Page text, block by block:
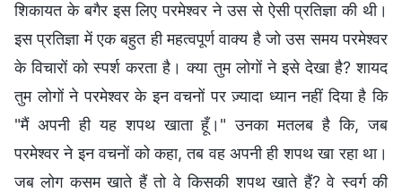
शिकायत के बगैर इस लिए परमेश्वर ने उस से ऐसी प्रतिज्ञा की थी।
इस प्रतिज्ञा में एक बहुत ही महत्वपूर्ण वाक्य है जो उस समय परमेश्वर
के विचारों को स्पर्श करता है। क्या तुम लोगों ने इसे देखा है? शायद
तुम लोगों ने परमेश्वर के इन वचनों पर ज़्यादा ध्यान नहीं दिया है कि
"मैं अपनी ही यह शपथ खाता हूँ।" उनका मतलब है कि, जब
परमेश्वर ने इन वचनों को कहा, तब वह अपनी ही शपथ खा रहा था।
जब लोग कसम खाते हैं तो वे किसकी शपथ खाते हैं? वे स्वर्ग की